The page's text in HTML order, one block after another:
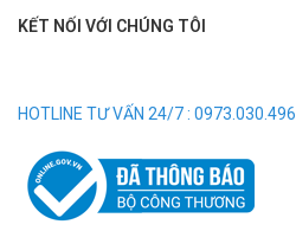
KẾT NỐI VỚI CHÚNG TÔI
HOTLINE TƯ VẤN 24/7 : 0973.030.496